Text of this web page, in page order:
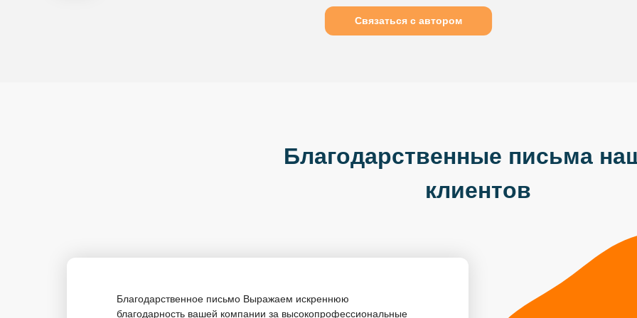
Связаться с автором
Благодарственные письма
клиентов
Благодарственное письмо Выражаем искреннюю
благодарность вашей компании за высокопрофессиональные